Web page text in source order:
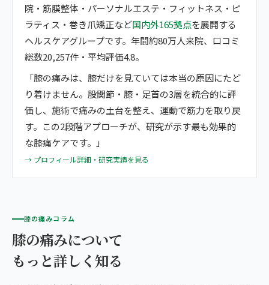
院・筋膜整体・パーソナルエステ・フィットネス・ピ
ラティス・巻き爪矯正など国内外165拠点を展開する
ヘルスケアグループです。年間約80万人来院、口コミ
総数20,257件・平均評価4.8。
「膝の痛みは、膝だけを見ていては本当の原因にたど
り着けません。股関節・膝・足首の3層を統合的に評
価し、施術で痛みの土台を整え、運動で筋力を取り戻
す。この2段階アプローチが、研究が示す最も効果的
な膝痛ケアです。」
→ プロフィール詳細・研究実績を見る
膝の痛みコラム
膝の痛みについて
もっと詳しく知る